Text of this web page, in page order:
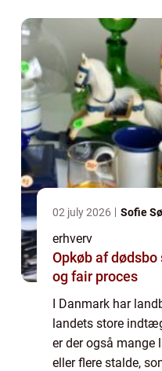
02 july 2026 Sofie
erhverv
Opkøb af dødsbo sådan foregår en tryg
og fair proces
I Danmark har
landets store
er der også mange
eller flere stalde,